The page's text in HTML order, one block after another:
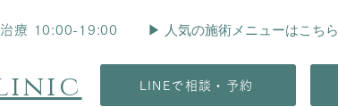
治療 10:00-19:00 ▶︎ 人気の施術メニューはこちら
LINEで相談・予約